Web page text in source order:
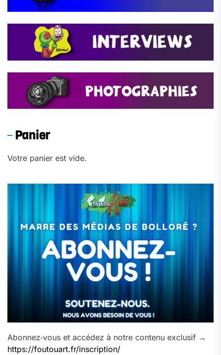
Panier
Votre panier est vide.
Abonnez‑vous et accédez à notre contenu exclusif →
https://foutouart.fr/inscription/